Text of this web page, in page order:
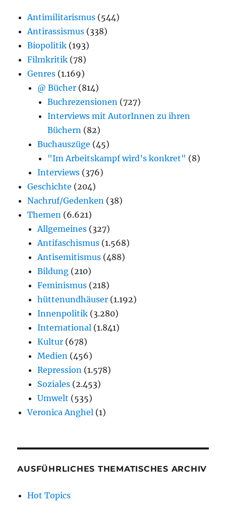
Antimilitarismus (544)
Antirassismus (338)
Biopolitik (193)
Filmkritik (78)
Genres (1.169)
@ Bücher (814)
Buchrezensionen (727)
Interviews mit AutorInnen zu ihren
Büchern (82)
Buchauszüge (45)
"Im Arbeitskampf wird’s konkret" (8)
Interviews (376)
Geschichte (204)
Nachruf/Gedenken (38)
Themen (6.621)
Allgemeines (327)
Antifaschismus (1.568)
Antisemitismus (488)
Bildung (210)
Feminismus (218)
hüttenundhäuser (1.192)
Innenpolitik (3.280)
International (1.841)
Kultur (678)
Medien (456)
Repression (1.578)
Soziales (2.453)
Umwelt (535)
Veronica Anghel (1)
AUSFÜHRLICHES THEMATISCHES ARCHIV
Hot Topics